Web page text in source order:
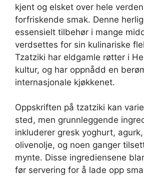
kjent og elsket over hele
forfriskende smak. Denne
essensielt tilbehør i mange
verdsettes for sin kulinariske
Tzatziki har eldgamle røtter i
kultur, og har oppnådd en
internasjonale kjøkkenet.
Oppskriften på tzatziki kan
sted, men grunnleggende
inkluderer gresk yoghurt,
olivenolje, og noen ganger
mynte. Disse ingrediensene
før servering for å lade opp